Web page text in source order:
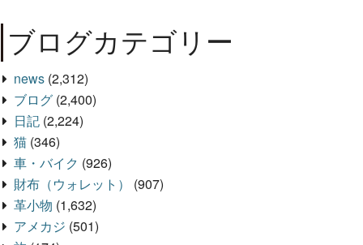
ブログカテゴリー
news (2,312)
ブログ (2,400)
日記 (2,224)
猫 (346)
車・バイク (926)
財布（ウォレット）
(907)
革小物 (1,632)
アメカジ (501)